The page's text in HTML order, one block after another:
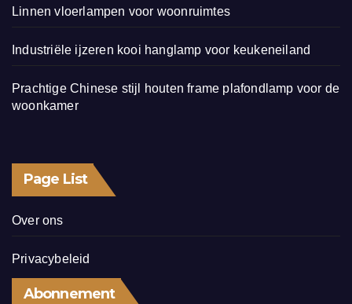
Linnen vloerlampen voor woonruimtes
Industriële ijzeren kooi hanglamp voor keukeneiland
Prachtige Chinese stijl houten frame plafondlamp voor de
woonkamer
Page List
Over ons
Privacybeleid
Abonnement